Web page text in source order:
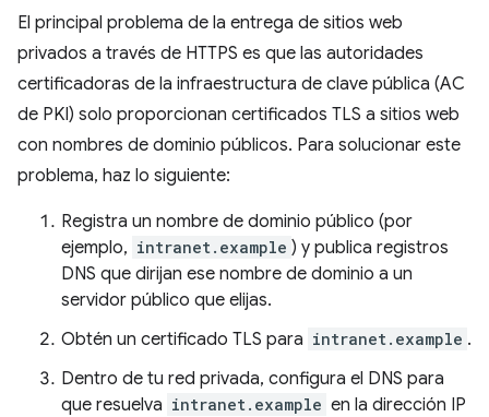
El principal problema de la entrega de sitios web
privados a través de HTTPS es que las autoridades
certificadoras de la infraestructura de clave pública (AC
de PKI) solo proporcionan certificados TLS a sitios web
con nombres de dominio públicos. Para solucionar este
problema, haz lo siguiente:
Registra un nombre de dominio público (por
ejemplo, intranet.example ) y publica registros
DNS que dirijan ese nombre de dominio a un
servidor público que elijas.
Obtén un certificado TLS para intranet.example .
Dentro de tu red privada, configura el DNS para
que resuelva intranet.example en la dirección IP